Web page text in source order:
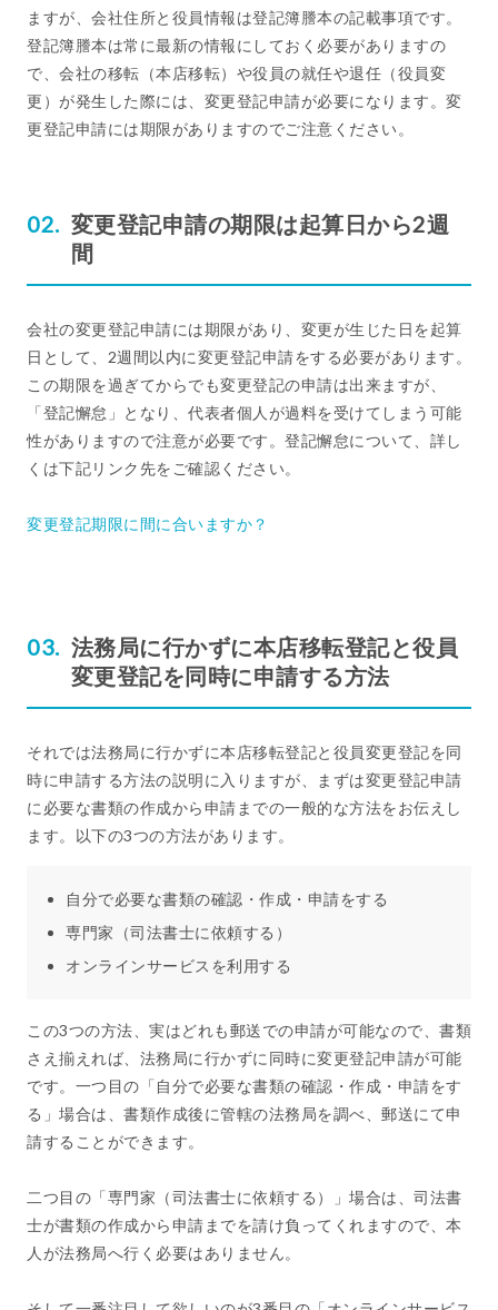
ますが、会社住所と役員情報は登記簿謄本の記載事項です。
登記簿謄本は常に最新の情報にしておく必要がありますの
で、会社の移転（本店移転）や役員の就任や退任（役員変
更）が発生した際には、変更登記申請が必要になります。変
更登記申請には期限がありますのでご注意ください。
変更登記申請の期限は起算日から2週
間
会社の変更登記申請には期限があり、変更が生じた日を起算
日として、2週間以内に変更登記申請をする必要があります。
この期限を過ぎてからでも変更登記の申請は出来ますが、
「登記懈怠」となり、代表者個人が過料を受けてしまう可能
性がありますので注意が必要です。登記懈怠について、詳し
くは下記リンク先をご確認ください。
変更登記期限に間に合いますか？
法務局に行かずに本店移転登記と役員
変更登記を同時に申請する方法
それでは法務局に行かずに本店移転登記と役員変更登記を同
時に申請する方法の説明に入りますが、まずは変更登記申請
に必要な書類の作成から申請までの一般的な方法をお伝えし
ます。以下の3つの方法があります。
自分で必要な書類の確認・作成・申請をする
専門家（司法書士に依頼する）
オンラインサービスを利用する
この3つの方法、実はどれも郵送での申請が可能なので、書類
さえ揃えれば、法務局に行かずに同時に変更登記申請が可能
です。一つ目の「自分で必要な書類の確認・作成・申請をす
る」場合は、書類作成後に管轄の法務局を調べ、郵送にて申
請することができます。
二つ目の「専門家（司法書士に依頼する）」場合は、司法書
士が書類の作成から申請までを請け負ってくれますので、本
人が法務局へ行く必要はありません。